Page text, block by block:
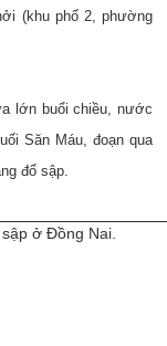
(khu phố 2, phường
lớn buổi chiều, nước
Săn Máu, đoạn qua
đổ sập.